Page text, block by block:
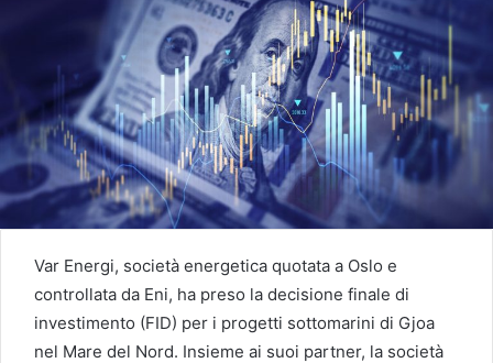
Var Energi, società energetica quotata a Oslo e
controllata da Eni, ha preso la decisione finale di
investimento (FID) per i progetti sottomarini di Gjoa
nel Mare del Nord. Insieme ai suoi partner, la società